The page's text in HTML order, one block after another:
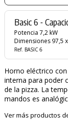
Basic 6 -
Potencia 7,2 kW
Dimensiones 97,5
Ref. BASIC 6
Horno eléctrico
interna para poder
de la pizza. La
mandos es
Ver más productos